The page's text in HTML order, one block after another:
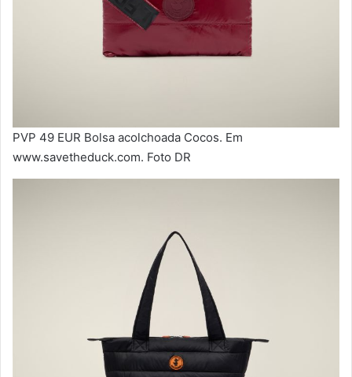
PVP 49 EUR Bolsa acolchoada Cocos. Em
www.savetheduck.com. Foto DR